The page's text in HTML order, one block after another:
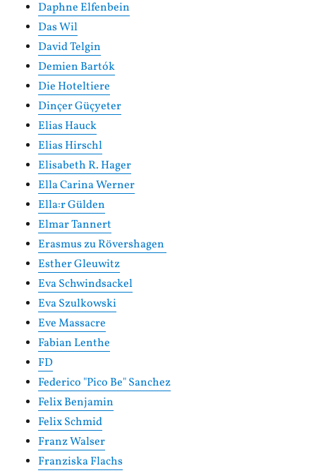
Daphne Elfenbein
Das Wil
David Telgin
Demien Bartók
Die Hoteltiere
Dinçer Güçyeter
Elias Hauck
Elias Hirschl
Elisabeth R. Hager
Ella Carina Werner
Ella:r Gülden
Elmar Tannert
Erasmus zu Rövershagen
Esther Gleuwitz
Eva Schwindsackel
Eva Szulkowski
Eve Massacre
Fabian Lenthe
FD
Federico "Pico Be" Sanchez
Felix Benjamin
Felix Schmid
Franz Walser
Franziska Flachs